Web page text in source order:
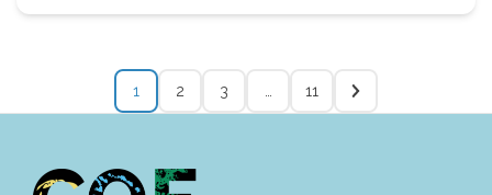
1 2 3 … 11